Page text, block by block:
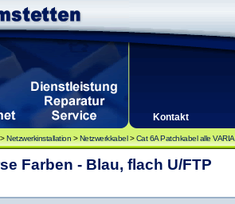
Kontakt
Netzwerkinstallation >Netzwerkkabel>Cat 6A Patchkabel alle
Farben - Blau, flach U/FTP